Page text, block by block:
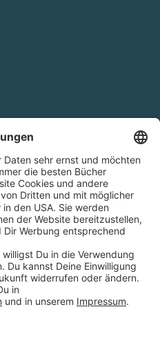
€ Bestellwert innerhalb
Deutschlands
Blumenstraße 36, D-70182